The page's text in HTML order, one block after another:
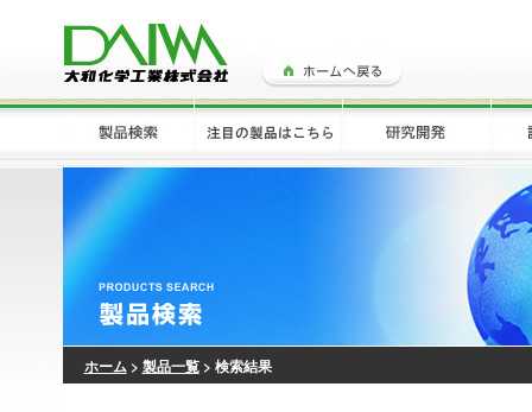
ホーム> 製品一覧> 検索結果